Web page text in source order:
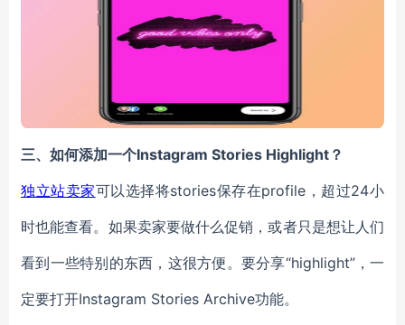
三、 如何添加一个Instagram Stories Highlight？
独立站卖家可以选择将stories保存在profile，超过24小
时也能查看。如果卖家要做什么促销，或者只是想让人们
看到一些特别的东西，这很方便。要分享“highlight”，一
定要打开Instagram Stories Archive功能。